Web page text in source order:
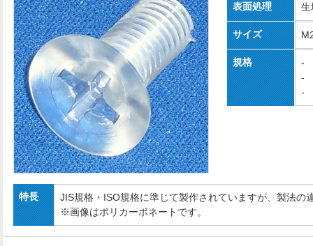
表面処理 生
サイズ
規格
-
-
-
特長
JIS規格・ISO規格に準じて製作されていますが、製法
※画像はポリカーボネートです。